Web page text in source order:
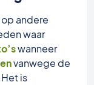
andere
waar
wanneer
vanwege de
is